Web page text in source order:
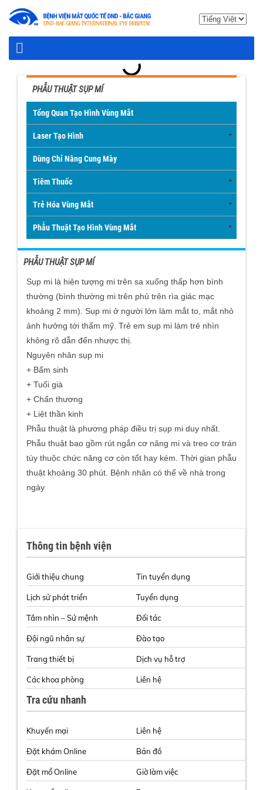
PHẪU THUẬT SỤP MÍ
Tổng Quan Tạo Hình Vùng Mắt
Laser Tạo Hình
Dùng Chỉ Nâng Cung Mày
Tiêm Thuốc
Trẻ Hóa Vùng Mắt
Phẫu Thuật Tạo Hình Vùng Mắt
PHẪU THUẬT SỤP MÍ
Sụp mi là hiện tượng mi trên sa xuống thấp hơn bình
thường (bình thường mi trên phủ trên rìa giác mạc
khoảng 2 mm). Sụp mi ở người lớn làm mắt to, mắt nhỏ
ảnh hưởng tới thẩm mỹ. Trẻ em sụp mi làm trẻ nhìn
không rõ dẫn đến nhược thị.
Nguyên nhân sụp mi
+ Bẩm sinh
+ Tuổi già
+ Chấn thương
+ Liệt thần kinh
Phẫu thuật là phương pháp điều trị sụp mi duy nhất.
Phẫu thuật bao gồm rút ngắn cơ nâng mi và treo cơ trán
tùy thuộc chức năng cơ còn tốt hay kém. Thời gian phẫu
thuật khoảng 30 phút. Bệnh nhân có thể về nhà trong
ngày
Thông tin bệnh viện
Giới thiệu chung
Lịch sử phát triển
Tầm nhìn – Sứ mệnh
Đội ngũ nhân sự
Trang thiết bị
Các khoa phòng
Tin tuyển dụng
Tuyển dụng
Đối tác
Đào tạo
Dịch vụ hỗ trợ
Liên hệ
Tra cứu nhanh
Khuyến mại
Đặt khám Online
Đặt mổ Online
Liên hệ
Bản đồ
Giờ làm việc